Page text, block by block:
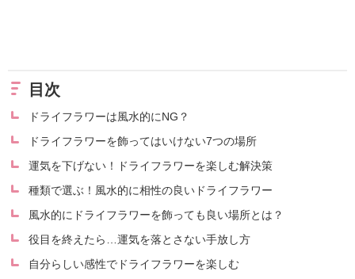
目次
ドライフラワーは風水的にNG？
ドライフラワーを飾ってはいけない7つの場所
運気を下げない！ドライフラワーを楽しむ解決策
種類で選ぶ！風水的に相性の良いドライフラワー
風水的にドライフラワーを飾っても良い場所とは？
役目を終えたら…運気を落とさない手放し方
自分らしい感性でドライフラワーを楽しむ